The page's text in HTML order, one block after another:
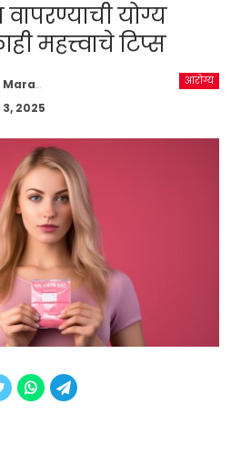
योग्य
महत्त्वाचे टिप्स
आरोग्य
2025